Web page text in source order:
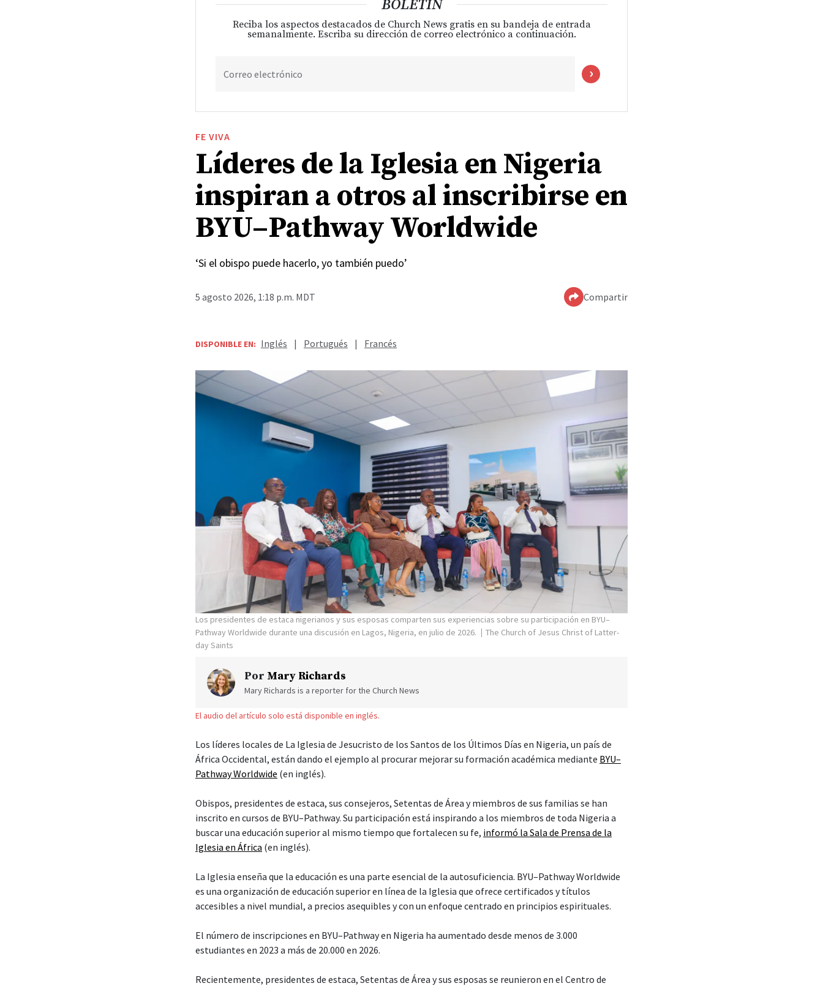
BOLETÍN
Reciba los aspectos destacados de Church News gratis en su bandeja de entrada
semanalmente. Escriba su dirección de correo electrónico a continuación.
Correo electrónico
FE VIVA
Líderes de la Iglesia en Nigeria
inspiran a otros al inscribirse en
BYU–Pathway Worldwide
‘Si el obispo puede hacerlo, yo también puedo’
5 agosto 2026, 1:18 p.m. MDT Compartir
DISPONIBLE EN: Inglés | Portugués | Francés
Los presidentes de estaca nigerianos y sus esposas comparten sus experiencias sobre su participación en BYU–
Pathway Worldwide durante una discusión en Lagos, Nigeria, en julio de 2026.
The Church of Jesus Christ of Latter-
day Saints
Por Mary Richards
Mary Richards is a reporter for the Church News
El audio del artículo solo está disponible en inglés.
Los líderes locales de La Iglesia de Jesucristo de los Santos de los Últimos Días en Nigeria, un país de
África Occidental, están dando el ejemplo al procurar mejorar su formación académica mediante BYU–
Pathway Worldwide (en inglés).
Obispos, presidentes de estaca, sus consejeros, Setentas de Área y miembros de sus familias se han
inscrito en cursos de BYU–Pathway. Su participación está inspirando a los miembros de toda Nigeria a
buscar una educación superior al mismo tiempo que fortalecen su fe, informó la Sala de Prensa de la
Iglesia en África (en inglés).
La Iglesia enseña que la educación es una parte esencial de la autosuficiencia. BYU–Pathway Worldwide
es una organización de educación superior en línea de la Iglesia que ofrece certificados y títulos
accesibles a nivel mundial, a precios asequibles y con un enfoque centrado en principios espirituales.
El número de inscripciones en BYU–Pathway en Nigeria ha aumentado desde menos de 3.000
estudiantes en 2023 a más de 20.000 en 2026.
Recientemente, presidentes de estaca, Setentas de Área y sus esposas se reunieron en el Centro de